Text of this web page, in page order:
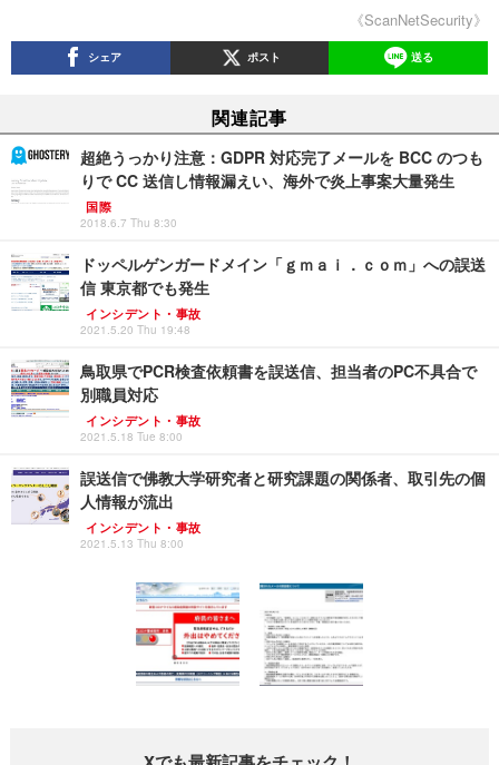
《ScanNetSecurity》
シェア ポスト 送る
関連記事
超絶うっかり注意：GDPR 対応完了メールを BCC のつも
りで CC 送信し情報漏えい、海外で炎上事案大量発生
国際
2018.6.7 Thu 8:30
ドッペルゲンガードメイン「ｇｍａｉ．ｃｏｍ」への誤送
信 東京都でも発生
インシデント・事故
2021.5.20 Thu 19:48
鳥取県でPCR検査依頼書を誤送信、担当者のPC不具合で
別職員対応
インシデント・事故
2021.5.18 Tue 8:00
誤送信で佛教大学研究者と研究課題の関係者、取引先の個
人情報が流出
インシデント・事故
2021.5.13 Thu 8:00